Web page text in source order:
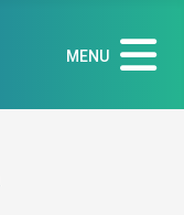
MENU